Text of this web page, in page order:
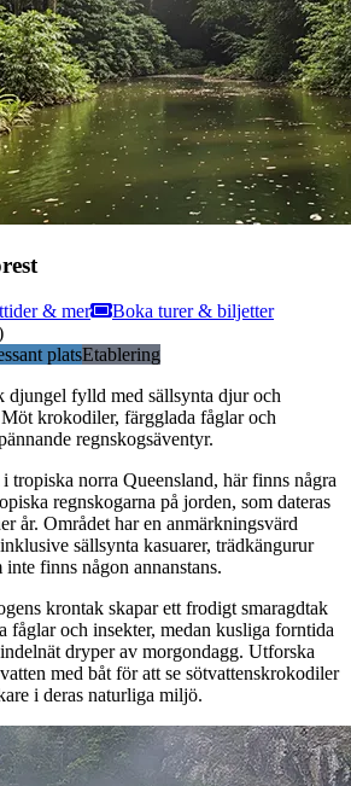
& mer
Boka turer & biljetter
platsEtablering
fylld med sällsynta djur och
krokodiler, färgglada fåglar och
regnskogsäventyr.
tropiska norra Queensland, här finns några
regnskogarna på jorden, som dateras
år. Området har en anmärkningsvärd
sällsynta kasuarer, trädkängurur
finns någon annanstans.
krontak skapar ett frodigt smaragdtak
fåglar och insekter, medan kusliga forntida
dryper av morgondagg. Utforska
med båt för att se sötvattenskrokodiler
i deras naturliga miljö.